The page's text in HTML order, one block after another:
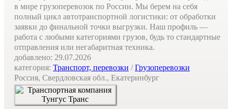
в мире грузоперевозок по России. Мы берем на себя
полный цикл автотранспортной логистики: от обработки
заявки до финальной точки выгрузки. Наш профиль —
работа с любыми категориями грузов, будь то стандартные
отправления или негабаритная техника.
добавлено: 29.07.2026
категория: Транспорт, перевозки /Грузоперевозки
Россия, Свердловская обл., Екатеринбург